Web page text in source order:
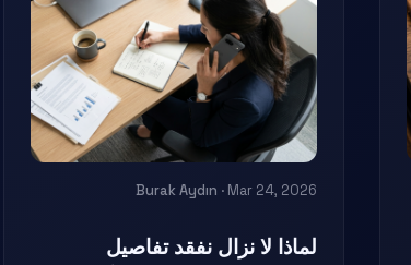
Burak Aydın · Mar 24, 2026
لماذا لا نزال نفقد تفاصيل